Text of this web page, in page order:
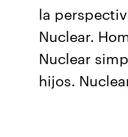
la
Nuclear.
Nuclear
hijos.